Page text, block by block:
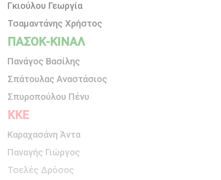
Γκιούλου Γεωργία
Τσαμαντάνης Χρήστος
ΠΑΣΟΚ-ΚΙΝΑΛ
Πανάγος Βασίλης
Σπάτουλας Αναστάσιος
Σπυροπούλου Πένυ
ΚΚΕ
Καραχασάνη Άντα
Παναγής Γιώργος
Τσελές Δρόσος